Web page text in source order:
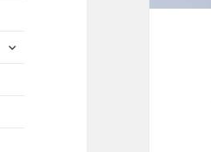
untermenü